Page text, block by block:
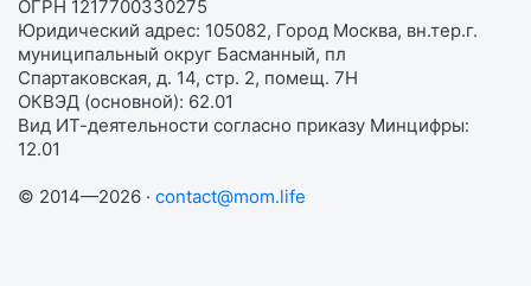
ОГРН 1217700330275
Юридический адрес: 105082, Город Москва, вн.тер.г.
муниципальный округ Басманный, пл
Спартаковская, д. 14, стр. 2, помещ. 7Н
ОКВЭД (основной): 62.01
Вид ИТ-деятельности согласно приказу Минцифры:
12.01
© 2014—2026 · contact@mom.life